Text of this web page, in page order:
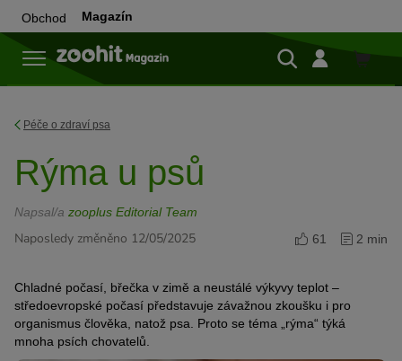
Obchod Magazín
Do
Péče o zdraví psa
Rýma u psů
Napsal/a zooplus Editorial Team
Naposledy změněno 12/05/2025 61 2 min
Chladné počasí, břečka v zimě a neustálé výkyvy teplot –
středoevropské počasí představuje závažnou zkoušku i pro
organismus člověka, natož psa. Proto se téma „rýma“ týká
mnoha psích chovatelů.